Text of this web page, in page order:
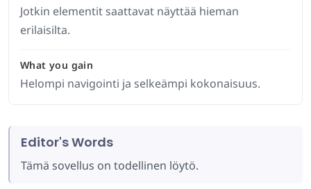
Jotkin elementit saattavat näyttää hieman
erilaisilta.
What you gain
Helompi navigointi ja selkeämpi kokonaisuus.
Editor's Words
Tämä sovellus on todellinen löytö.